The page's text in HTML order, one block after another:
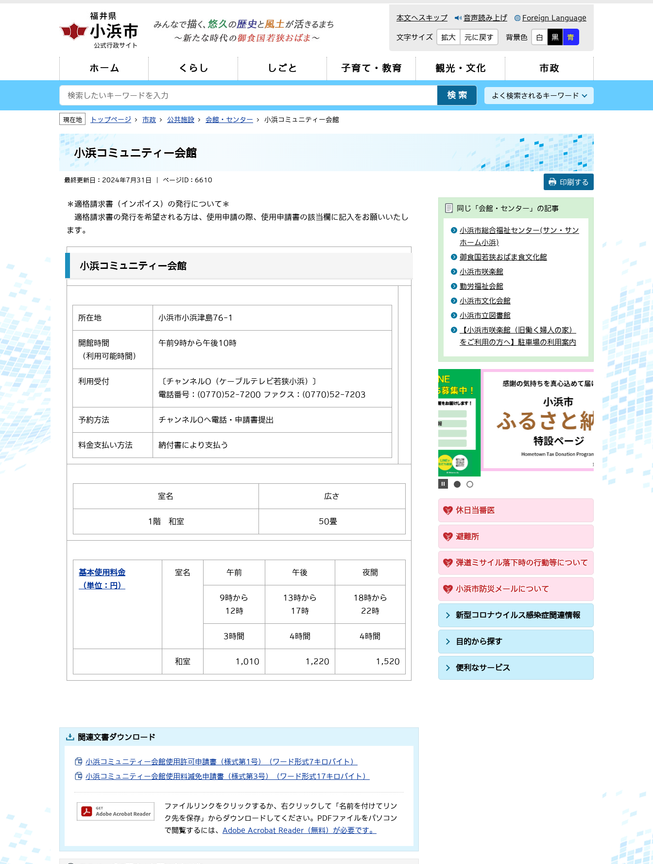
公式行政サイト
本文へスキップ 音声読み上げ Foreign Language
文字サイズ 拡大 元に戻す 背景色 白 黒 青
ホーム くらし しごと 子育て・教育 観光・文化 市政
よく検索されるキーワード
現在地 トップページ 市政 公共施設 会館・センター 小浜コミュニティー会館
小浜コミュニティー会館
最終更新日：2024年7月31日 ページID：6610 印刷する
＊適格請求書（インボイス）の発行について＊
適格請求書の発行を希望される方は、使用申請の際、使用申請書の該当欄に記入をお願いいたし
ます。
小浜コミュニティー会館
所在地 小浜市小浜津島76-1
開館時間
（利用可能時間）
午前9時から午後10時
利用受付
〔チャンネルO（ケーブルテレビ若狭小浜）〕
電話番号：(0770)52-7200 ファクス：(0770)52-7203
予約方法 チャンネルOへ電話・申請書提出
料金支払い方法 納付書により支払う
室名 広さ
1階 和室 50畳
基本使用料金
（単位：円）
室名 午前 午後 夜間
9時から
12時
13時から
17時
18時から
22時
3時間 4時間 4時間
和室 1,010 1,220 1,520
関連文書ダウンロード
小浜コミュニティー会館使用許可申請書（様式第1号）（ワード形式7キロバイト）
小浜コミュニティー会館使用料減免申請書（様式第3号）（ワード形式17キロバイト）
ファイルリンクをクリックするか、右クリックして「名前を付けてリン
ク先を保存」からダウンロードしてください。PDFファイルをパソコン
で閲覧するには、 Adobe Acrobat Reader（無料）が必要です。
同じ「会館・センター」の記事
小浜市総合福祉センター(サン・サン
ホーム小浜)
御食国若狭おばま食文化館
小浜市咲楽館
勤労福祉会館
小浜市文化会館
小浜市立図書館
【小浜市咲楽館（旧働く婦人の家）
をご利用の方へ】駐車場の利用案内
休日当番医
避難所
弾道ミサイル落下時の行動等について
小浜市防災メールについて
新型コロナウイルス感染症関連情報
目的から探す
便利なサービス